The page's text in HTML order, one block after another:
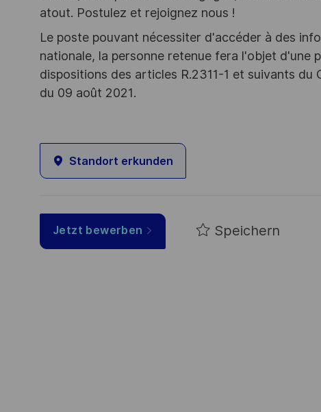
atout. Postulez et rejoignez nous !
Le poste pouvant nécessiter d'accéder à des
nationale, la personne retenue fera l'objet d'une
dispositions des articles R.2311-1 et suivants du
du 09 août 2021.
Standort erkunden
Jetzt bewerben Speichern